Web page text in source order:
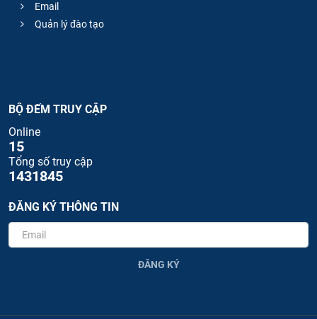
Email
Quản lý đào tạo
BỘ ĐẾM TRUY CẬP
Online
15
Tổng số truy cập
1431845
ĐĂNG KÝ THÔNG TIN
ĐĂNG KÝ